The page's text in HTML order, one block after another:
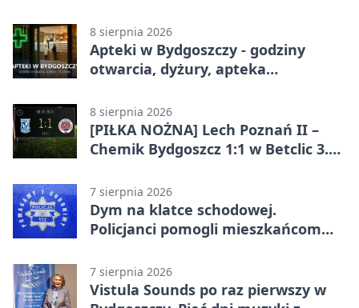
8 sierpnia 2026
Apteki w Bydgoszczy - godziny
otwarcia, dyżury, apteka
8 sierpnia 2026
[PIŁKA NOŻNA] Lech Poznań II –
Chemik Bydgoszcz 1:1 w Betclic 3.
Bydgoszczanie wywieźli punkt z
Wronek
7 sierpnia 2026
Dym na klatce schodowej.
Policjanci pomogli mieszkańcom
7 sierpnia 2026
Vistula Sounds po raz pierwszy w